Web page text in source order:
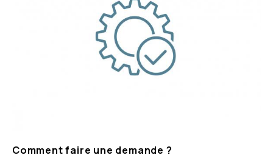
Comment faire une demande ?